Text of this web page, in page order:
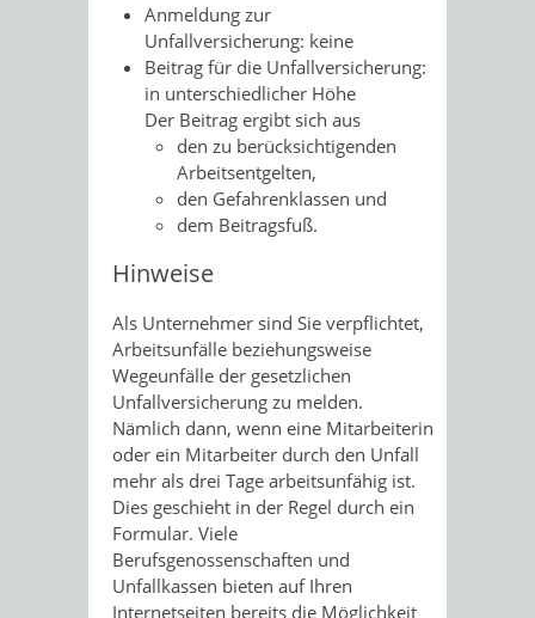
Anmeldung zur
Unfallversicherung: keine
Beitrag für die Unfallversicherung:
in unterschiedlicher Höhe
Der Beitrag ergibt sich aus
den zu berücksichtigenden
Arbeitsentgelten,
den Gefahrenklassen und
dem Beitragsfuß.
Hinweise
Als Unternehmer sind Sie verpflichtet,
Arbeitsunfälle beziehungsweise
Wegeunfälle der gesetzlichen
Unfallversicherung zu melden.
Nämlich dann, wenn eine Mitarbeiterin
oder ein Mitarbeiter durch den Unfall
mehr als drei Tage arbeitsunfähig ist.
Dies geschieht in der Regel durch ein
Formular. Viele
Berufsgenossenschaften und
Unfallkassen bieten auf Ihren
Internetseiten bereits die Möglichkeit